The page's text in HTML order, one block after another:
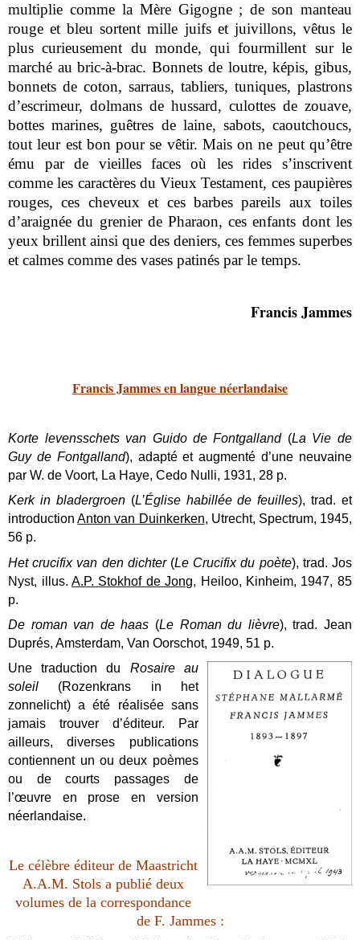
multiplie comme la Mère Gigogne ; de son manteau
rouge et bleu sortent mille juifs et juivillons, vêtus le
plus curieusement du monde, qui fourmillent sur le
marché au bric-à-brac. Bonnets de loutre, képis, gibus,
bonnets de coton, sarraus, tabliers, tuniques, plastrons
d’escrimeur, dolmans de hussard, culottes de zouave,
bottes marines, guêtres de laine, sabots, caoutchoucs,
tout leur est bon pour se vêtir. Mais on ne peut qu’être
ému par de vieilles faces où les rides s’inscrivent
comme les caractères du Vieux Testament, ces paupières
rouges, ces cheveux et ces barbes pareils aux toiles
d’araignée du grenier de Pharaon, ces enfants dont les
yeux brillent ainsi que des deniers, ces femmes superbes
et calmes comme des vases patinés par le temps.
Francis Jammes
Francis Jammes en langue néerlandaise
Korte levensschets van Guido de Fontgalland(La Vie de
Guy de Fontgalland), adapté et augmenté d’une neuvaine
par W. de Voort, La Haye, Cedo Nulli, 1931, 28 p.
Kerk in bladergroen(L’Église habillée de feuilles), trad. et
introductionAnton van Duinkerken, Utrecht, Spectrum, 1945,
56 p.
Het crucifix van den dichter(Le Crucifix du poète), trad. Jos
Nyst, illus. A.P. Stokhof de Jong, Heiloo, Kinheim, 1947, 85
p.
De roman van de haas (Le Roman du lièvre), trad. Jean
Duprés, Amsterdam, Van Oorschot, 1949, 51 p.
Une traduction du Rosaire au
soleil (Rozenkrans in het
zonnelicht) a été réalisée sans
jamais trouver d’éditeur. Par
ailleurs, diverses publications
contiennent un ou deux poèmes
ou de courts passages de
l’œuvre en prose en version
néerlandaise.
Le célèbre éditeur de Maastricht
A.A.M. Stols a publié deux
volumes de la correspondance
de F. Jammes :